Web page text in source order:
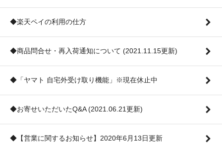
◆楽天ペイの利用の仕方
◆商品問合せ・再入荷通知について (2021.11.15更新)
◆「ヤマト 自宅外受け取り機能」※現在休止中
◆お寄せいただいたQ&A (2021.06.21更新)
◆【営業に関するお知らせ】2020年6月13日更新